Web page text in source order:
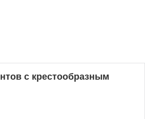
с крестообразным